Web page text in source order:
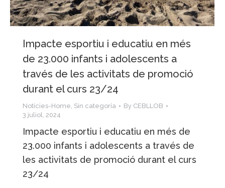
Impacte esportiu i educatiu en més
de 23.000 infants i adolescents a
través de les activitats de promoció
durant el curs 23/24
Notícies-Home, Sin categoría By CEBLLOB
3 juliol, 2024
Impacte esportiu i educatiu en més de
23.000 infants i adolescents a través de
les activitats de promoció durant el curs
23/24